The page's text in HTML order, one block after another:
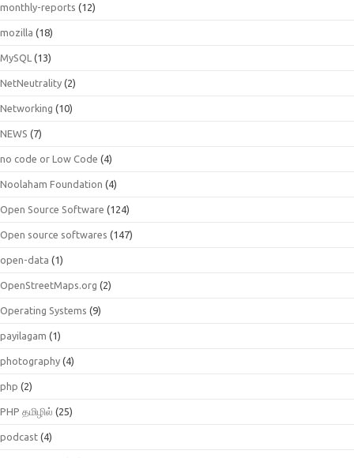
monthly-reports (12)
mozilla (18)
MySQL (13)
NetNeutrality (2)
Networking (10)
NEWS (7)
no code or Low Code (4)
Noolaham Foundation (4)
Open Source Software (124)
Open source softwares (147)
open-data (1)
OpenStreetMaps.org (2)
Operating Systems (9)
payilagam (1)
photography (4)
php (2)
PHP தமிழில் (25)
podcast (4)